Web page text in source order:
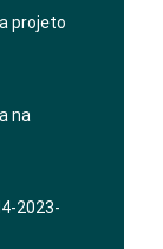
projeto
na
2023-